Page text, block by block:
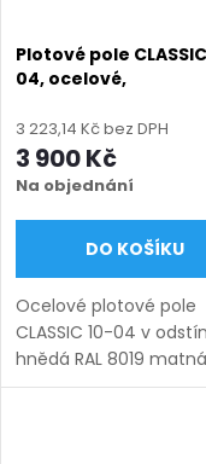
Plotové pole
04, ocelové,
(šířka 100–3300 mm,
výška 450–1950 mm),
hnědá RAL 8019 matná
3 223,14 Kč bez DPH
3 900 Kč
Na objednání
DO KOŠÍKU
Ocelové plotové pole
CLASSIC 10-04 v
hnědá RAL 8019
Bezúdržbová ocel